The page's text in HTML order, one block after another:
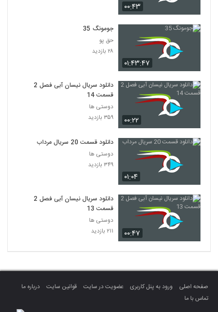
سریال افسانه دونگی ( 53)
سریال افسانه دونگی ( 54)
۶۰۴ بازدید
۰۰:۴۳
۰۱:۴۳:۴۷
جومونگ 35
حق پو
۲۸ بازدید
۰۰:۲۲
دانلود سریال نیسان آبی فصل 2
قسمت 14
دوستی ها
۳۵۹ بازدید
۰۱:۰۴
دانلود قسمت 20 سریال مرداب
دوستی ها
۳۴۹ بازدید
۰۰:۴۷
دانلود سریال نیسان آبی فصل 2
قسمت 13
دوستی ها
۲۱۱ بازدید
صفحه اصلی ورود به پنل کاربری عضویت در سایت قوانین سایت
درباره ما
تماس با ما